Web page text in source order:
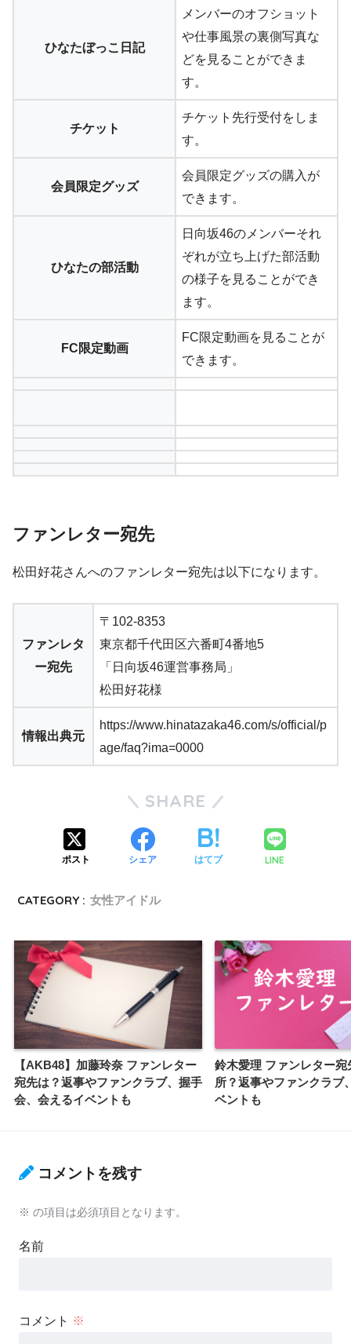
ひなたぼっこ日記
メンバーのオフショット
や仕事風景の裏側写真な
どを見ることができま
す。
チケット
チケット先行受付をしま
す。
会員限定グッズ
会員限定グッズの購入が
できます。
ひなたの部活動
日向坂46のメンバーそれ
ぞれが立ち上げた部活動
の様子を見ることができ
ます。
FC限定動画
FC限定動画を見ることが
できます。
ファンレター宛先
松田好花さんへのファンレター宛先は以下になります。
ファンレタ
ー宛先
〒102-8353
東京都千代田区六番町4番地5
「日向坂46運営事務局」
松田好花様
情報出典元
https://www.hinatazaka46.com/s/official/p
age/faq?ima=0000
SHARE
ポスト シェア はてブ LINE
CATEGORY : 女性アイドル
【AKB48】加藤玲奈 ファンレター
宛先は？返事やファンクラブ、握手
会、会えるイベントも
鈴木愛理 ファンレター宛
所？返事やファンクラブ
ベントも
コメントを残す
※ の項目は必須項目となります。
名前
コメント ※